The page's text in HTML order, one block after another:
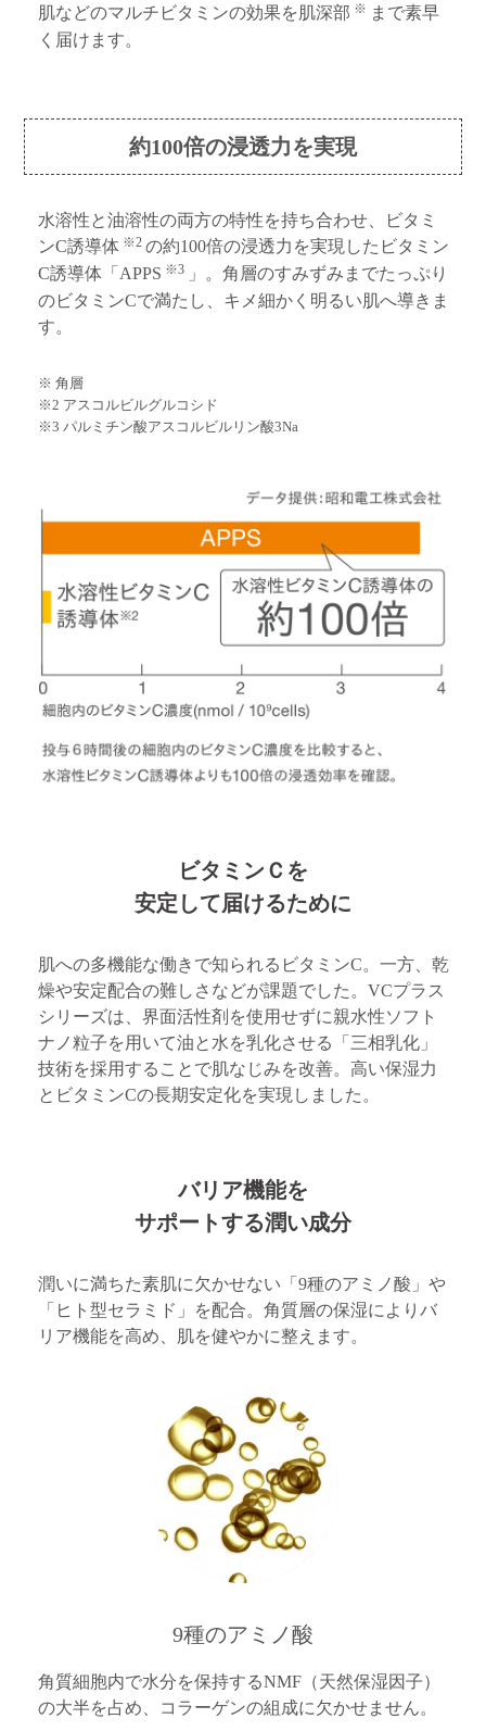
肌などのマルチビタミンの効果を肌深部 ※ まで素早
く届けます。
約100倍の浸透力を実現
水溶性と油溶性の両方の特性を持ち合わせ、ビタミ
ンC誘導体 ※2 の約100倍の浸透力を実現したビタミン
C誘導体「APPS ※3
」。角層のすみずみまでたっぷり
のビタミンCで満たし、キメ細かく明るい肌へ導きま
す。
※ 角層
※2 アスコルビルグルコシド
※3 パルミチン酸アスコルビルリン酸3Na
ビタミンＣを
安定して届けるために
肌への多機能な働きで知られるビタミンC。一方、乾
燥や安定配合の難しさなどが課題でした。VCプラス
シリーズは、界面活性剤を使用せずに親水性ソフト
ナノ粒子を用いて油と水を乳化させる「三相乳化」
技術を採用することで肌なじみを改善。高い保湿力
とビタミンCの長期安定化を実現しました。
バリア機能を
サポートする潤い成分
潤いに満ちた素肌に欠かせない「9種のアミノ酸」や
「ヒト型セラミド」を配合。角質層の保湿によりバ
リア機能を高め、肌を健やかに整えます。
9種のアミノ酸
角質細胞内で水分を保持するNMF（天然保湿因子）
の大半を占め、コラーゲンの組成に欠かせません。